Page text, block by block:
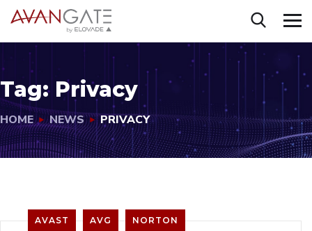
Tag: Privacy
HOME NEWS PRIVACY
AVAST AVG NORTON